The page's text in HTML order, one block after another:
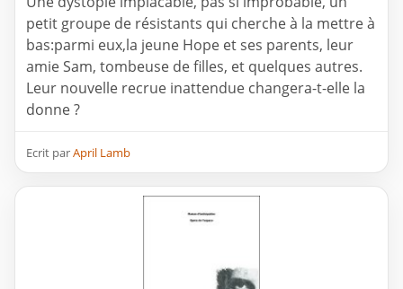
petit groupe de résistants qui cherche à la mettre à
bas:parmi eux,la jeune Hope et ses parents, leur
amie Sam, tombeuse de filles, et quelques autres.
Leur nouvelle recrue inattendue changera-t-elle la
donne ?
Ecrit parApril Lamb